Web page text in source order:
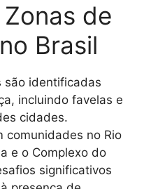
de
Brasil
são identificadas
incluindo favelas e
cidades.
comunidades no Rio
e o Complexo do
significativos